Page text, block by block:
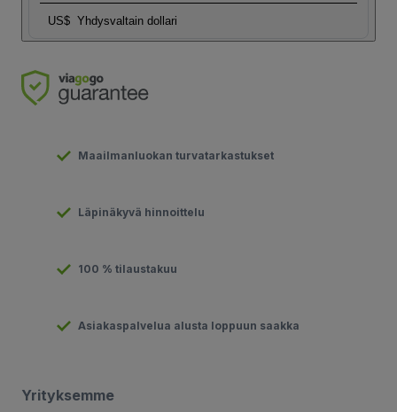
US$ Yhdysvaltain dollari
Maailmanluokan turvatarkastukset
Läpinäkyvä hinnoittelu
100 % tilaustakuu
Asiakaspalvelua alusta loppuun saakka
Yrityksemme